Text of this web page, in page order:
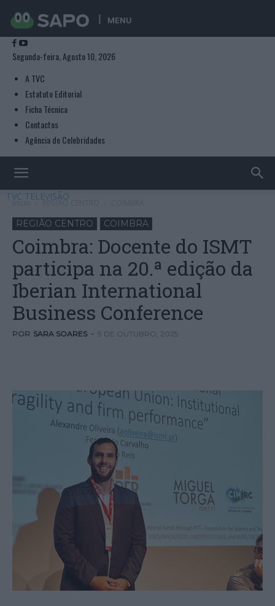
MENU
Segunda-feira, Agosto 10, 2026
A TVC
Estatuto Editorial
Ficha Técnica
Contactos
Agência de Celebridades
TVC TELEVISÃO
Início REGIÃO CENTRO
REGIÃO CENTRO COIMBRA
Coimbra: Docente do ISMT
participa na 20.ª edição da
Iberian International
Business Conference
POR SARA SOARES - 9 DE OUTUBRO, 2025